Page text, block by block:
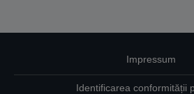
Impressum
Identificarea conformității